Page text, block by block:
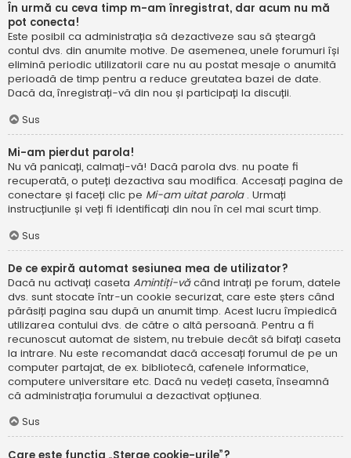
În urmă cu ceva timp m-am înregistrat, dar acum nu mă
pot conecta!
Este posibil ca administrația să dezactiveze sau să șteargă
contul dvs. din anumite motive. De asemenea, unele forumuri își
elimină periodic utilizatorii care nu au postat mesaje o anumită
perioadă de timp pentru a reduce greutatea bazei de date.
Dacă da, înregistrați-vă din nou și participați la discuții.
Sus
Mi-am pierdut parola!
Nu vă panicați, calmați-vă! Dacă parola dvs. nu poate fi
recuperată, o puteți dezactiva sau modifica. Accesați pagina de
conectare și faceți clic pe Mi-am uitat parola . Urmați
instrucțiunile și veți fi identificați din nou în cel mai scurt timp.
Sus
De ce expiră automat sesiunea mea de utilizator?
Dacă nu activați caseta Amintiți-văcând intrați pe forum, datele
dvs. sunt stocate într-un cookie securizat, care este șters când
părăsiți pagina sau după un anumit timp. Acest lucru împiedică
utilizarea contului dvs. de către o altă persoană. Pentru a fi
recunoscut automat de sistem, nu trebuie decât să bifați caseta
la intrare. Nu este recomandat dacă accesați forumul de pe un
computer partajat, de ex. bibliotecă, cafenele informatice,
computere universitare etc. Dacă nu vedeți caseta, înseamnă
că administrația forumului a dezactivat opțiunea.
Sus
Care este funcția „Șterge cookie-urile”?